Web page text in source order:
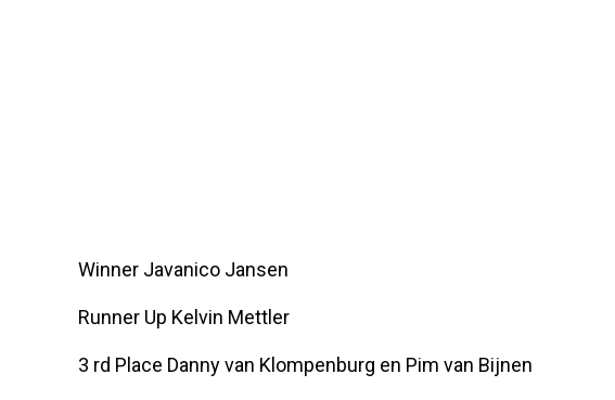
Winner Javanico Jansen
Runner Up Kelvin Mettler
3 rd Place Danny van Klompenburg en Pim van Bijnen